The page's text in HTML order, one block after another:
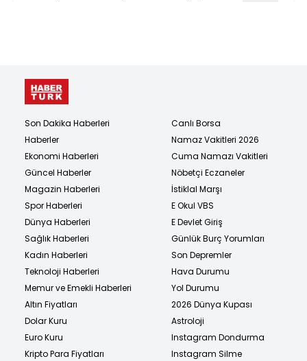
Son Dakika Haberleri
Haberler
Ekonomi Haberleri
Güncel Haberler
Magazin Haberleri
Spor Haberleri
Dünya Haberleri
Sağlık Haberleri
Kadın Haberleri
Teknoloji Haberleri
Memur ve Emekli Haberleri
Altın Fiyatları
Dolar Kuru
Euro Kuru
Kripto Para Fiyatları
Canlı Borsa
Namaz Vakitleri 2026
Cuma Namazı Vakitleri
Nöbetçi Eczaneler
İstiklal Marşı
E Okul VBS
E Devlet Giriş
Günlük Burç Yorumları
Son Depremler
Hava Durumu
Yol Durumu
2026 Dünya Kupası
Astroloji
Instagram Dondurma
Instagram Silme